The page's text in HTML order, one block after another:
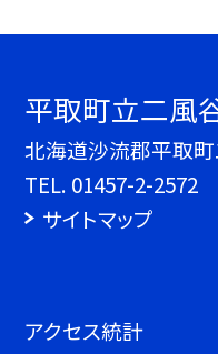
平取町立二風
北海道沙流郡平取
TEL. 01457-2-2572
サイトマップ
アクセス統計